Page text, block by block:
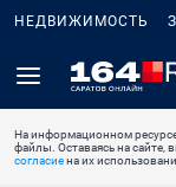
НЕДВИЖИМОСТЬ
На информационном
файлы. Оставаясь на сайте,
согласиена их